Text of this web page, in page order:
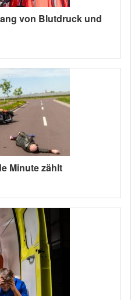
von Blutdruck und
Minute zählt